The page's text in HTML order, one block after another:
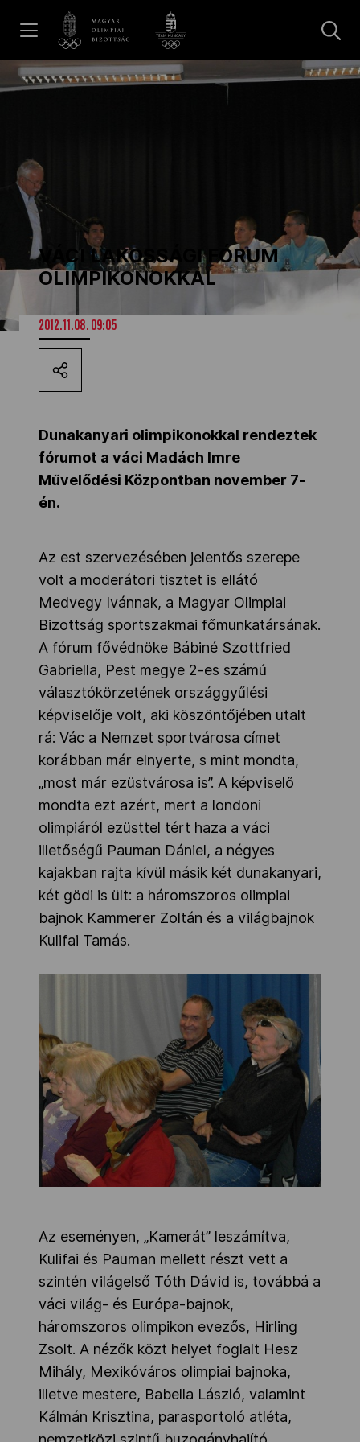
Hírek
Dakar 2026
Los Angeles 2028
MOB
Kettőskarrier-program
NOB
Társszervezetek
OVEP
Adatbank
VÁCI LAKOSSÁGI FÓRUM
OLIMPIKONOKKAL
2012.11.08. 09:05
Dunakanyari olimpikonokkal rendeztek
fórumot a váci Madách Imre
Művelődési Központban november 7-
én.
Az est szervezésében jelentős szerepe
volt a moderátori tisztet is ellátó
Medvegy Ivánnak, a Magyar Olimpiai
Bizottság sportszakmai főmunkatársának.
A fórum fővédnöke Bábiné Szottfried
Gabriella, Pest megye 2-es számú
választókörzetének országgyűlési
képviselője volt, aki köszöntőjében utalt
rá: Vác a Nemzet sportvárosa címet
korábban már elnyerte, s mint mondta,
„most már ezüstvárosa is”. A képviselő
mondta ezt azért, mert a londoni
olimpiáról ezüsttel tért haza a váci
illetőségű Pauman Dániel, a négyes
kajakban rajta kívül másik két dunakanyari,
két gödi is ült: a háromszoros olimpiai
bajnok Kammerer Zoltán és a világbajnok
Kulifai Tamás.
Az eseményen, „Kamerát” leszámítva,
Kulifai és Pauman mellett részt vett a
szintén világelső Tóth Dávid is, továbbá a
váci világ- és Európa-bajnok,
háromszoros olimpikon evezős, Hirling
Zsolt. A nézők közt helyet foglalt Hesz
Mihály, Mexikóváros olimpiai bajnoka,
illetve mestere, Babella László, valamint
Kálmán Krisztina, parasportoló atléta,